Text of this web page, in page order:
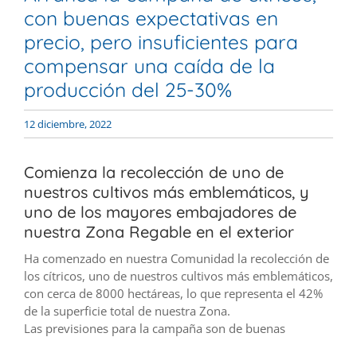
con buenas expectativas en
precio, pero insuficientes para
compensar una caída de la
producción del 25-30%
12 diciembre, 2022
Comienza la recolección de uno de
nuestros cultivos más emblemáticos, y
uno de los mayores embajadores de
nuestra Zona Regable en el exterior
Ha comenzado en nuestra Comunidad la recolección de
los cítricos, uno de nuestros cultivos más emblemáticos,
con cerca de 8000 hectáreas, lo que representa el 42%
de la superficie total de nuestra Zona.
Las previsiones para la campaña son de buenas